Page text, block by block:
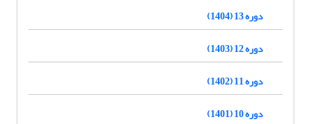
دوره 13 (1404)
دوره 12 (1403)
دوره 11 (1402)
دوره 10 (1401)